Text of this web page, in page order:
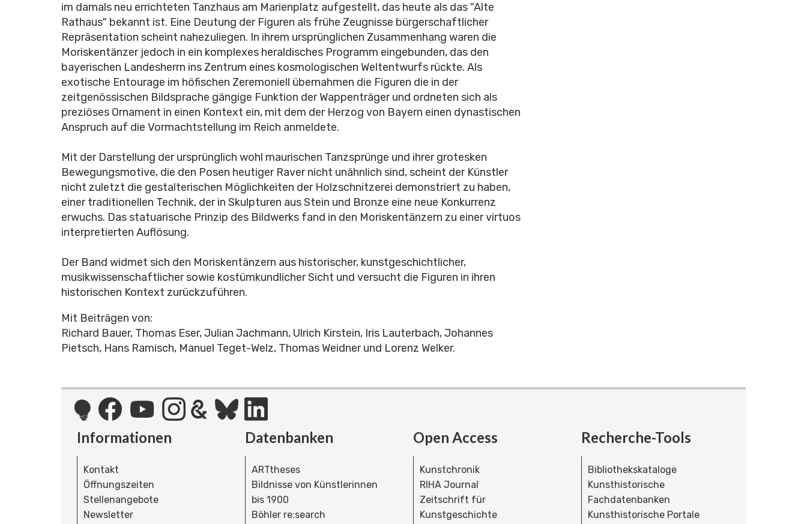
im damals neu errichteten Tanzhaus am Marienplatz aufgestellt, das heute als das "Alte
Rathaus" bekannt ist. Eine Deutung der Figuren als frühe Zeugnisse bürgerschaftlicher
Repräsentation scheint nahezuliegen. In ihrem ursprünglichen Zusammenhang waren die
Moriskentänzer jedoch in ein komplexes heraldisches Programm eingebunden, das den
bayerischen Landesherrn ins Zentrum eines kosmologischen Weltentwurfs rückte. Als
exotische Entourage im höfischen Zeremoniell übernahmen die Figuren die in der
zeitgenössischen Bildsprache gängige Funktion der Wappenträger und ordneten sich als
preziöses Ornament in einen Kontext ein, mit dem der Herzog von Bayern einen dynastischen
Anspruch auf die Vormachtstellung im Reich anmeldete.
Mit der Darstellung der ursprünglich wohl maurischen Tanzsprünge und ihrer grotesken
Bewegungsmotive, die den Posen heutiger Raver nicht unähnlich sind, scheint der Künstler
nicht zuletzt die gestalterischen Möglichkeiten der Holzschnitzerei demonstriert zu haben,
einer traditionellen Technik, der in Skulpturen aus Stein und Bronze eine neue Konkurrenz
erwuchs. Das statuarische Prinzip des Bildwerks fand in den Moriskentänzern zu einer virtuos
interpretierten Auflösung.
Der Band widmet sich den Moriskentänzern aus historischer, kunstgeschichtlicher,
musikwissenschaftlicher sowie kostümkundlicher Sicht und versucht die Figuren in ihren
historischen Kontext zurückzuführen.
Mit Beiträgen von:
Richard Bauer, Thomas Eser, Julian Jachmann, Ulrich Kirstein, Iris Lauterbach, Johannes
Pietsch, Hans Ramisch, Manuel Teget-Welz, Thomas Weidner und Lorenz Welker.
Informationen
Kontakt
Öffnungszeiten
Stellenangebote
Newsletter
Datenbanken
ARTtheses
Bildnisse von Künstlerinnen
bis 1900
Böhler re:search
Open Access
Kunstchronik
RIHA Journal
Zeitschrift für
Kunstgeschichte
Recherche-Tools
Bibliothekskataloge
Kunsthistorische
Fachdatenbanken
Kunsthistorische Portale